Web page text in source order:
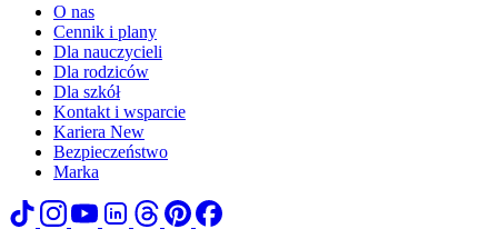
O nas
Cennik i plany
Dla nauczycieli
Dla rodziców
Dla szkół
Kontakt i wsparcie
Kariera New
Bezpieczeństwo
Marka